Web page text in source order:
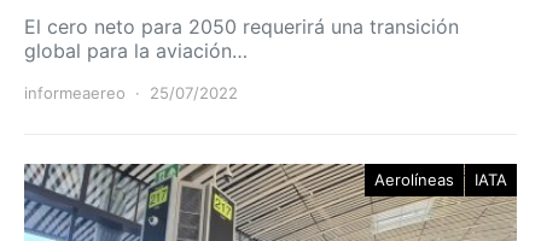
El cero neto para 2050 requerirá una transición
global para la aviación…
informeaereo 25/07/2022
Aerolíneas IATA